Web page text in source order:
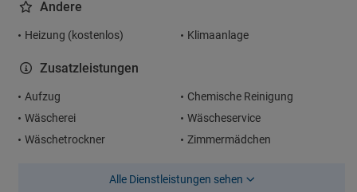
Andere
Heizung (kostenlos) Klimaanlage
Zusatzleistungen
Aufzug
Chemische Reinigung
Wäscherei
Wäscheservice
Wäschetrockner
Zimmermädchen
Alle Dienstleistungen sehen